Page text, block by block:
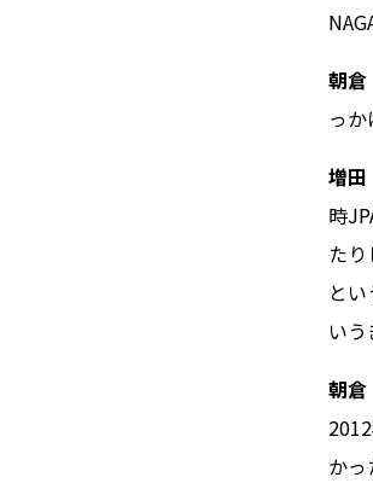
朝倉
っか
増田
時
た
と
いう
朝倉
か